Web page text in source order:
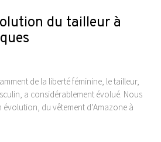
du tailleur à
de la liberté féminine, le tailleur,
a considérablement évolué. Nous
du vêtement d’Amazone à